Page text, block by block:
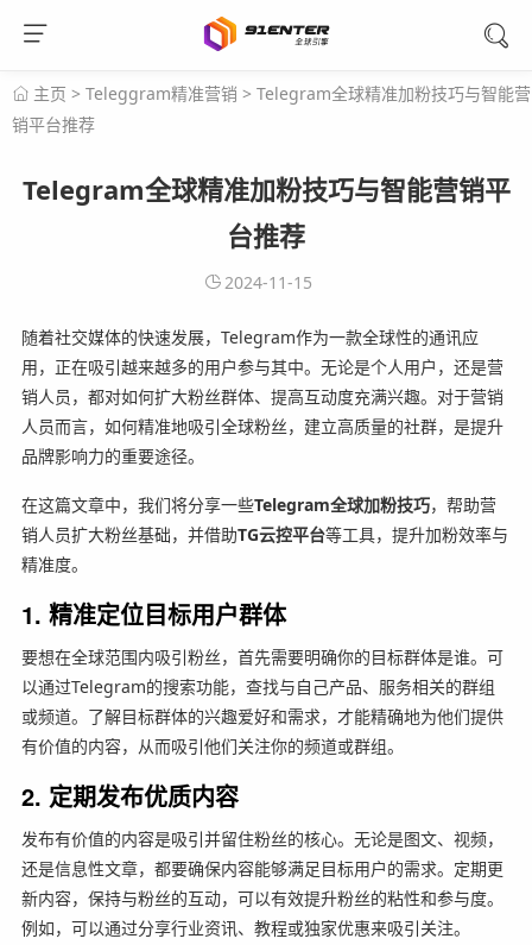
主页 > Teleggram精准营销 > Telegram全球精准加粉技巧与智能营
销平台推荐
Telegram全球精准加粉技巧与智能营销平
台推荐
2024-11-15
随着社交媒体的快速发展，Telegram作为一款全球性的通讯应
用，正在吸引越来越多的用户参与其中。无论是个人用户，还是营
销人员，都对如何扩大粉丝群体、提高互动度充满兴趣。对于营销
人员而言，如何精准地吸引全球粉丝，建立高质量的社群，是提升
品牌影响力的重要途径。
在这篇文章中，我们将分享一些Telegram全球加粉技巧，帮助营
销人员扩大粉丝基础，并借助TG云控平台等工具，提升加粉效率与
精准度。
1. 精准定位目标用户群体
要想在全球范围内吸引粉丝，首先需要明确你的目标群体是谁。可
以通过Telegram的搜索功能，查找与自己产品、服务相关的群组
或频道。了解目标群体的兴趣爱好和需求，才能精确地为他们提供
有价值的内容，从而吸引他们关注你的频道或群组。
2. 定期发布优质内容
发布有价值的内容是吸引并留住粉丝的核心。无论是图文、视频，
还是信息性文章，都要确保内容能够满足目标用户的需求。定期更
新内容，保持与粉丝的互动，可以有效提升粉丝的粘性和参与度。
例如，可以通过分享行业资讯、教程或独家优惠来吸引关注。